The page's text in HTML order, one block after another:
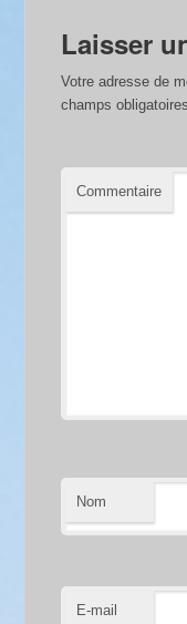
Laisser
Votre adresse de
champs
Commentaire
Nom
E-mail